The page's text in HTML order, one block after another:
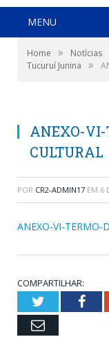
MENU
Home » Notícias
Tucuruí Junina
»
ANEXO-VI-
CULTURAL
POR CR2-ADMIN17 EM 6
ANEXO-VI-TERMO-
COMPARTILHAR:
Twitter
Email